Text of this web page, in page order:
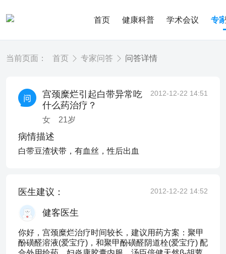
首页 健康科普 学术会议 专
当前页面： 首页 专家问答 问答详情
宫颈糜烂引起白带异常吃
什么药治疗？
女 21岁
2012-12-22 14:51
病情描述
白带豆渣状带，有血丝，性后出血
医生建议： 2012-12-22 14:52
健客医生
你好，宫颈糜烂治疗时间较长，建议用药方案：聚甲
酚磺醛溶液(爱宝疗)，和聚甲酚磺醛阴道栓(爱宝疗) 配